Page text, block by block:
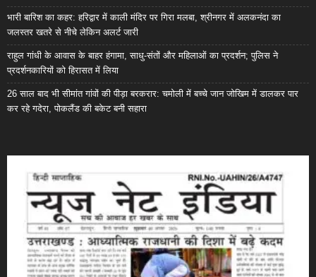
भारी बारिश का कहर: हरिद्वार में काली मंदिर पर गिरा मलबा, श्रीनगर में अलकनंदा का
जलस्तर खतरे से नीचे लेकिन अलर्ट जारी
राहुल गांधी के आवास के बाहर हंगामा, साधु-संतों और महिलाओं का प्रदर्शन; पुलिस ने
प्रदर्शनकारियों को हिरासत में लिया
26 साल बाद भी सीमांत गांवों की पीड़ा बरकरार: चमोली में बच्चे जान जोखिम में डालकर पार
कर रहे गदेरा, पोकलैंड की बकेट बनी सहारा